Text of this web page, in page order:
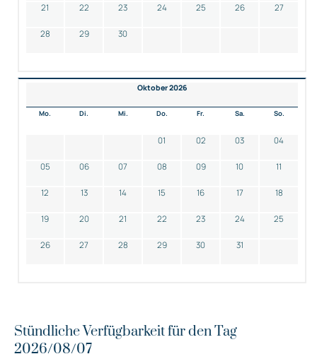
21 22 23 24 25 26 27
28 29 30
Oktober 2026
Mo. Di. Mi. Do. Fr. Sa. So.
01 02 03 04
05 06 07 08 09 10 11
12 13 14 15 16 17 18
19 20 21 22 23 24 25
26 27 28 29 30 31
Stündliche Verfügbarkeit für den Tag
2026/08/07